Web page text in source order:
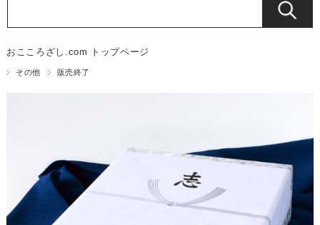
おこころざし.com トップページ
その他 販売終了